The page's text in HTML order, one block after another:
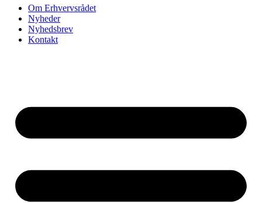
Om Erhvervsrådet
Nyheder
Nyhedsbrev
Kontakt